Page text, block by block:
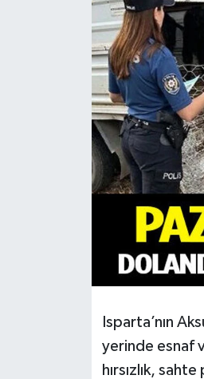
Isparta’nın
yerinde esnaf
hırsızlık,
KÜLTÜR SANAT
MAGAZİN
POLİTİKA